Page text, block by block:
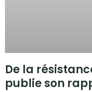
De la
publie son